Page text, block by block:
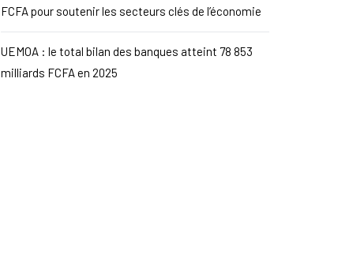
FCFA pour soutenir les secteurs clés de l’économie
UEMOA : le total bilan des banques atteint 78 853
milliards FCFA en 2025